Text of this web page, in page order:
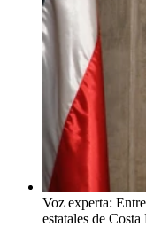
Voz experta:
estatales de Costa